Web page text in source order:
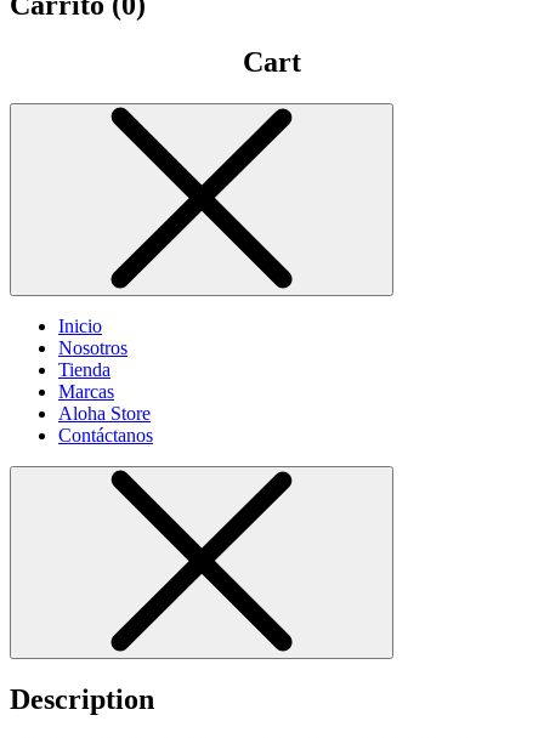
Cart
Inicio
Nosotros
Tienda
Marcas
Aloha Store
Contáctanos
Description